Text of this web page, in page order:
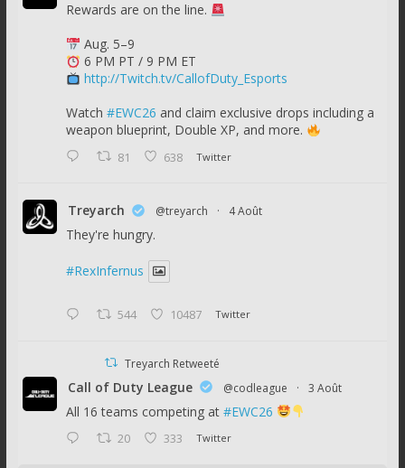
Rewards are on the line.
Aug. 5–9
6 PM PT / 9 PM ET
http://Twitch.tv/CallofDuty_Esports
Watch #EWC26 and claim exclusive drops including a
weapon blueprint, Double XP, and more.
81 638 Twitter
Treyarch @treyarch · 4 Août
They're hungry.
#RexInfernus
544 10487 Twitter
Treyarch Retweeté
Call of Duty League @codleague · 3 Août
All 16 teams competing at #EWC26
20 333 Twitter